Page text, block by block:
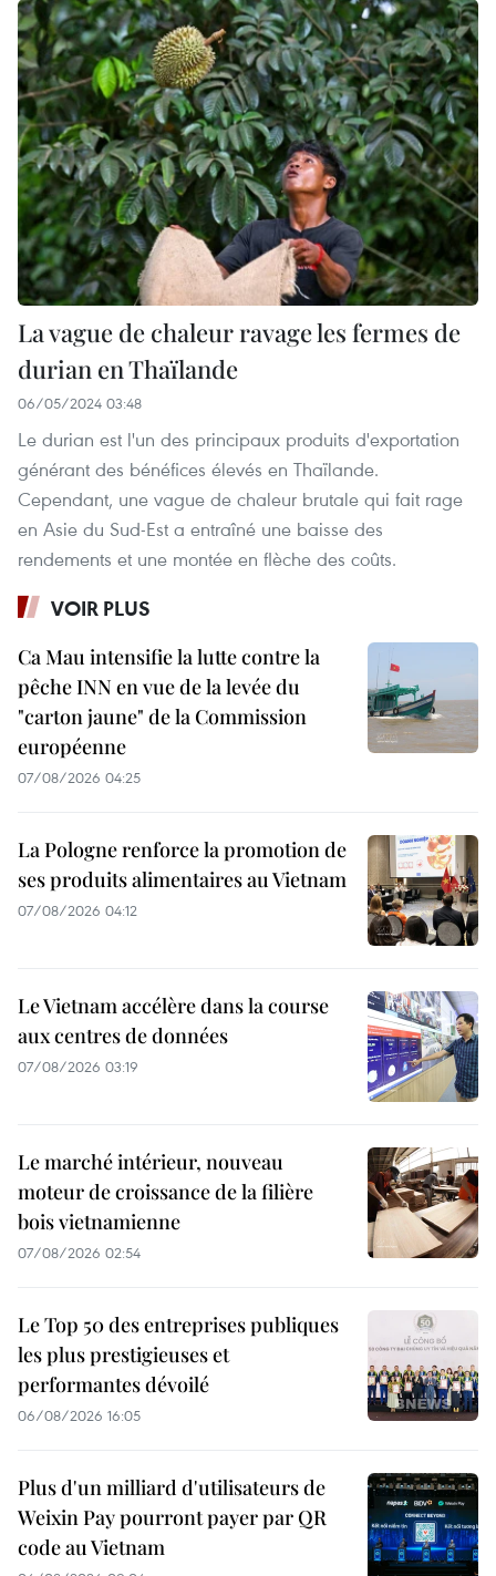
La vague de chaleur ravage les fermes de
durian en Thaïlande
06/05/2024 03:48
Le durian est l'un des principaux produits d'exportation
générant des bénéfices élevés en Thaïlande.
Cependant, une vague de chaleur brutale qui fait rage
en Asie du Sud-Est a entraîné une baisse des
rendements et une montée en flèche des coûts.
VOIR PLUS
Ca Mau intensifie la lutte contre la
pêche INN en vue de la levée du
"carton jaune" de la Commission
européenne
07/08/2026 04:25
La Pologne renforce la promotion de
ses produits alimentaires au Vietnam
07/08/2026 04:12
Le Vietnam accélère dans la course
aux centres de données
07/08/2026 03:19
Le marché intérieur, nouveau
moteur de croissance de la filière
bois vietnamienne
07/08/2026 02:54
Le Top 50 des entreprises publiques
les plus prestigieuses et
performantes dévoilé
06/08/2026 16:05
Plus d'un milliard d'utilisateurs de
Weixin Pay pourront payer par QR
code au Vietnam